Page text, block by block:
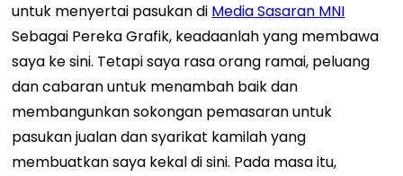
untuk menyertai pasukan di Media Sasaran MNI
Sebagai Pereka Grafik, keadaanlah yang membawa
saya ke sini. Tetapi saya rasa orang ramai, peluang
dan cabaran untuk menambah baik dan
membangunkan sokongan pemasaran untuk
pasukan jualan dan syarikat kamilah yang
membuatkan saya kekal di sini. Pada masa itu,